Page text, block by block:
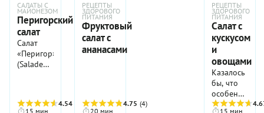
САЛАТЫ С
МАЙОНЕЗОМ
Перигорский
салат
Салат
«Перигор»
(Salade
французский4.54
(13)
15 мин
РЕЦЕПТЫ
ЗДОРОВОГО
ПИТАНИЯ
Фруктовый
салат с
ананасами
4.75 (4)
20 мин
РЕЦЕПТЫ
ЗДОРОВОГО
ПИТАНИЯ
Салат с
кускусом
и
овощами
Казалось
бы, что
особенного
в этом
15 мин